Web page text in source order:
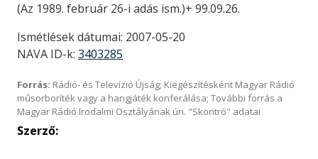
(Az 1989. február 26-i adás ism.)+ 99.09.26.
Ismétlések dátumai: 2007-05-20
NAVA ID-k: 3403285
Forrás: Rádió- és Televízió Újság; Kiegészítésként Magyar Rádió
műsorboríték vagy a hangjáték konferálása; További forrás a
Magyar Rádió Irodalmi Osztályának ún. "Skontró" adatai
Szerző: